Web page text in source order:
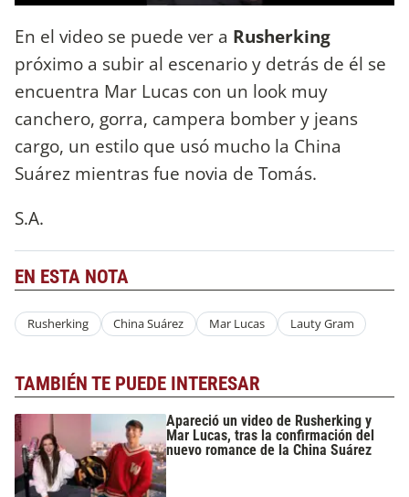
En el video se puede ver a Rusherking
próximo a subir al escenario y detrás de él se
encuentra Mar Lucas con un look muy
canchero, gorra, campera bomber y jeans
cargo, un estilo que usó mucho la China
Suárez mientras fue novia de Tomás.
S.A.
EN ESTA NOTA
Rusherking China Suárez Mar Lucas Lauty Gram
TAMBIÉN TE PUEDE INTERESAR
Apareció un video de Rusherking y
Mar Lucas, tras la confirmación del
nuevo romance de la China Suárez